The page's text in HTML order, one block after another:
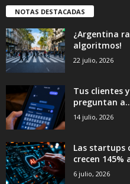
NOTAS DESTACADAS
¿Argentina
algoritmos!
22 julio, 2026
Tus clientes
preguntan
14 julio, 2026
Las startups
crecen 145%
6 julio, 2026